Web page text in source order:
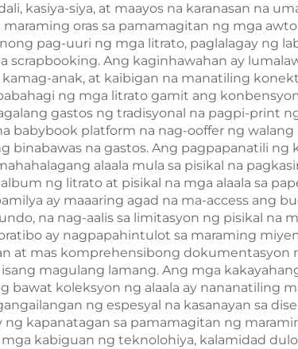
Edges Hardcover na
Libro na may Dust
Jacket
kasiya-siya, at maayos na karanasan na
oras sa pamamagitan ng mga
pag-uuri ng mga litrato, paglalagay ng
scrapbooking. Ang kaginhawahan ay
anak, at kaibigan na manatiling
ng mga litrato gamit ang
gastos ng tradisyonal na pagpi-print
babybook platform na nag-ooffer ng
binabawas na gastos. Ang pagpapanatili
alaala mula sa pisikal na
ng litrato at pisikal na mga alaala sa
ay maaaring agad na ma-access ang
na nag-aalis sa limitasyon ng pisikal na
ay nagpapahintulot sa maraming
at mas komprehensibong dokumentasyon
magulang lamang. Ang mga
bawat koleksyon ng alaala ay nananatiling
ng espesyal na kasanayan sa
kapanatagan sa pamamagitan ng
kabiguan ng teknolohiya, kalamidad